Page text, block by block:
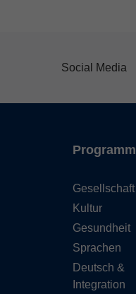
Social Media
Programm
Gesellschaft
Kultur
Gesundheit
Sprachen
Deutsch &
Integration